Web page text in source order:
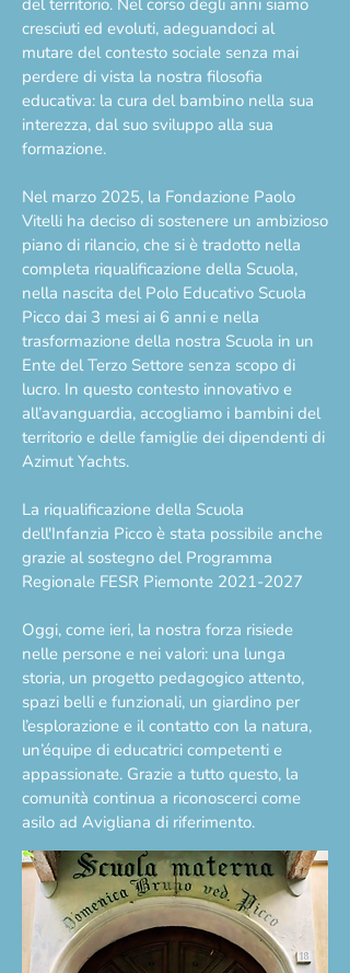
del territorio. Nel corso degli anni siamo
cresciuti ed evoluti, adeguandoci al
mutare del contesto sociale senza mai
perdere di vista la nostra filosofia
educativa: la cura del bambino nella sua
interezza, dal suo sviluppo alla sua
formazione.
Nel marzo 2025, la Fondazione Paolo
Vitelli ha deciso di sostenere un ambizioso
piano di rilancio, che si è tradotto nella
completa riqualificazione della Scuola,
nella nascita del Polo Educativo Scuola
Picco dai 3 mesi ai 6 anni e nella
trasformazione della nostra Scuola in un
Ente del Terzo Settore senza scopo di
lucro. In questo contesto innovativo e
all’avanguardia, accogliamo i bambini del
territorio e delle famiglie dei dipendenti di
Azimut Yachts.
La riqualificazione della Scuola
dell'Infanzia Picco è stata possibile anche
grazie al sostegno del Programma
Regionale FESR Piemonte 2021-2027
Oggi, come ieri, la nostra forza risiede
nelle persone e nei valori: una lunga
storia, un progetto pedagogico attento,
spazi belli e funzionali, un giardino per
l’esplorazione e il contatto con la natura,
un’équipe di educatrici competenti e
appassionate. Grazie a tutto questo, la
comunità continua a riconoscerci come
asilo ad Avigliana di riferimento.